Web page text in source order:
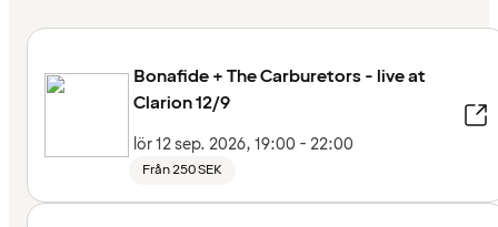
Bonafide + The Carburetors - live at
Clarion 12/9
lör 12 sep. 2026, 19:00 - 22:00
Från 250 SEK